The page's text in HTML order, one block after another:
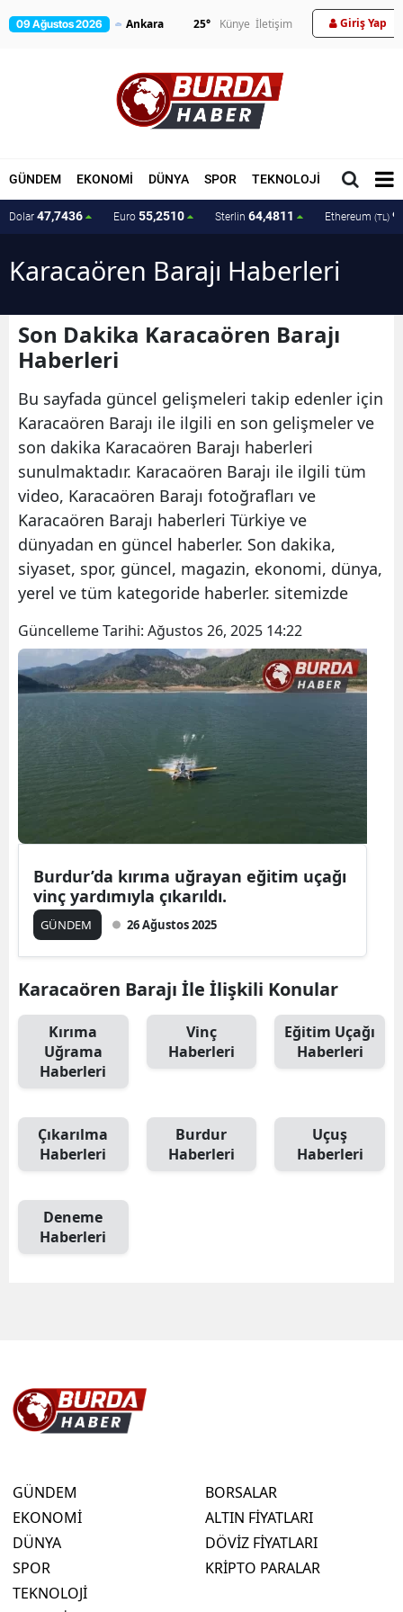
09 Ağustos 2026 25° Künye İletişim Giriş Yap
GÜNDEM EKONOMİ DÜNYA SPOR TEKNOLOJİ MAGAZİN
Dolar 47,7436 Euro 55,2510 Sterlin 64,4811 Ethereum (TL)
Karacaören Barajı Haberleri
Son Dakika Karacaören Barajı
Haberleri
Bu sayfada güncel gelişmeleri takip edenler için
Karacaören Barajı ile ilgili en son gelişmeler ve
son dakika Karacaören Barajı haberleri
sunulmaktadır. Karacaören Barajı ile ilgili tüm
video, Karacaören Barajı fotoğrafları ve
Karacaören Barajı haberleri Türkiye ve
dünyadan en güncel haberler. Son dakika,
siyaset, spor, güncel, magazin, ekonomi, dünya,
yerel ve tüm kategoride haberler. sitemizde
Güncelleme Tarihi: Ağustos 26, 2025 14:22
Burdur’da kırıma uğrayan eğitim uçağı
vinç yardımıyla çıkarıldı.
GÜNDEM 26 Ağustos 2025
Karacaören Barajı İle İlişkili Konular
Kırıma
Uğrama
Haberleri
Vinç
Haberleri
Eğitim Uçağı
Haberleri
Çıkarılma
Haberleri
Burdur
Haberleri
Uçuş
Haberleri
Deneme
Haberleri
GÜNDEM
EKONOMİ
DÜNYA
SPOR
TEKNOLOJİ
BORSALAR
ALTIN FİYATLARI
DÖVİZ FİYATLARI
KRİPTO PARALAR